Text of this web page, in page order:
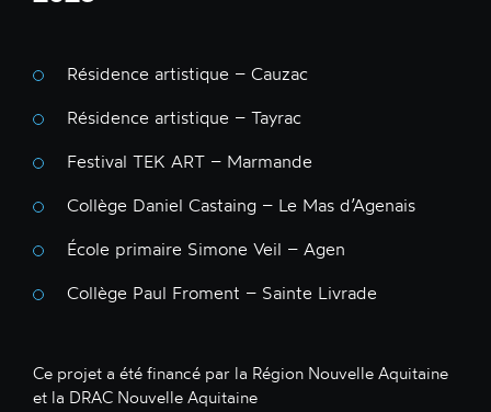
Résidence artistique – Cauzac
Résidence artistique – Tayrac
Festival TEK ART – Marmande
Collège Daniel Castaing – Le Mas d’Agenais
École primaire Simone Veil – Agen
Collège Paul Froment – Sainte Livrade
Ce projet a été financé par la Région Nouvelle Aquitaine
et la DRAC Nouvelle Aquitaine